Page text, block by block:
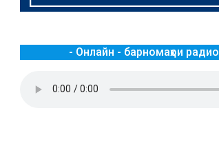
- Онлайн - барномаҳои радио